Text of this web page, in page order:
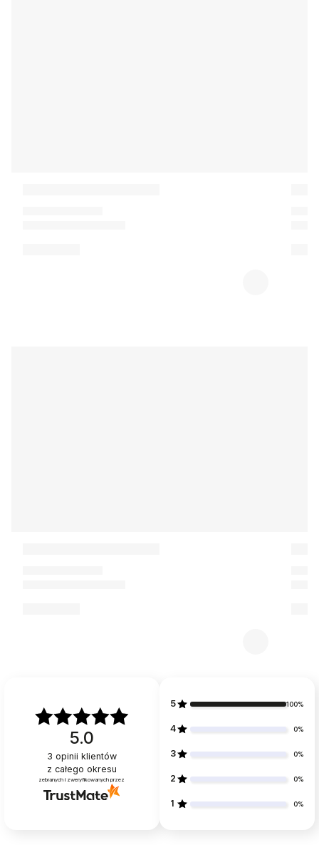
5.0
3 opinii klientów
z całego okresu
zebranych i zweryfikowanych przez
5 100%
4 0%
3 0%
2 0%
1 0%